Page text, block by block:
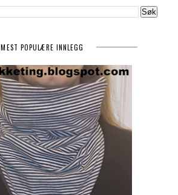
MEST POPULÆRE INNLEGG